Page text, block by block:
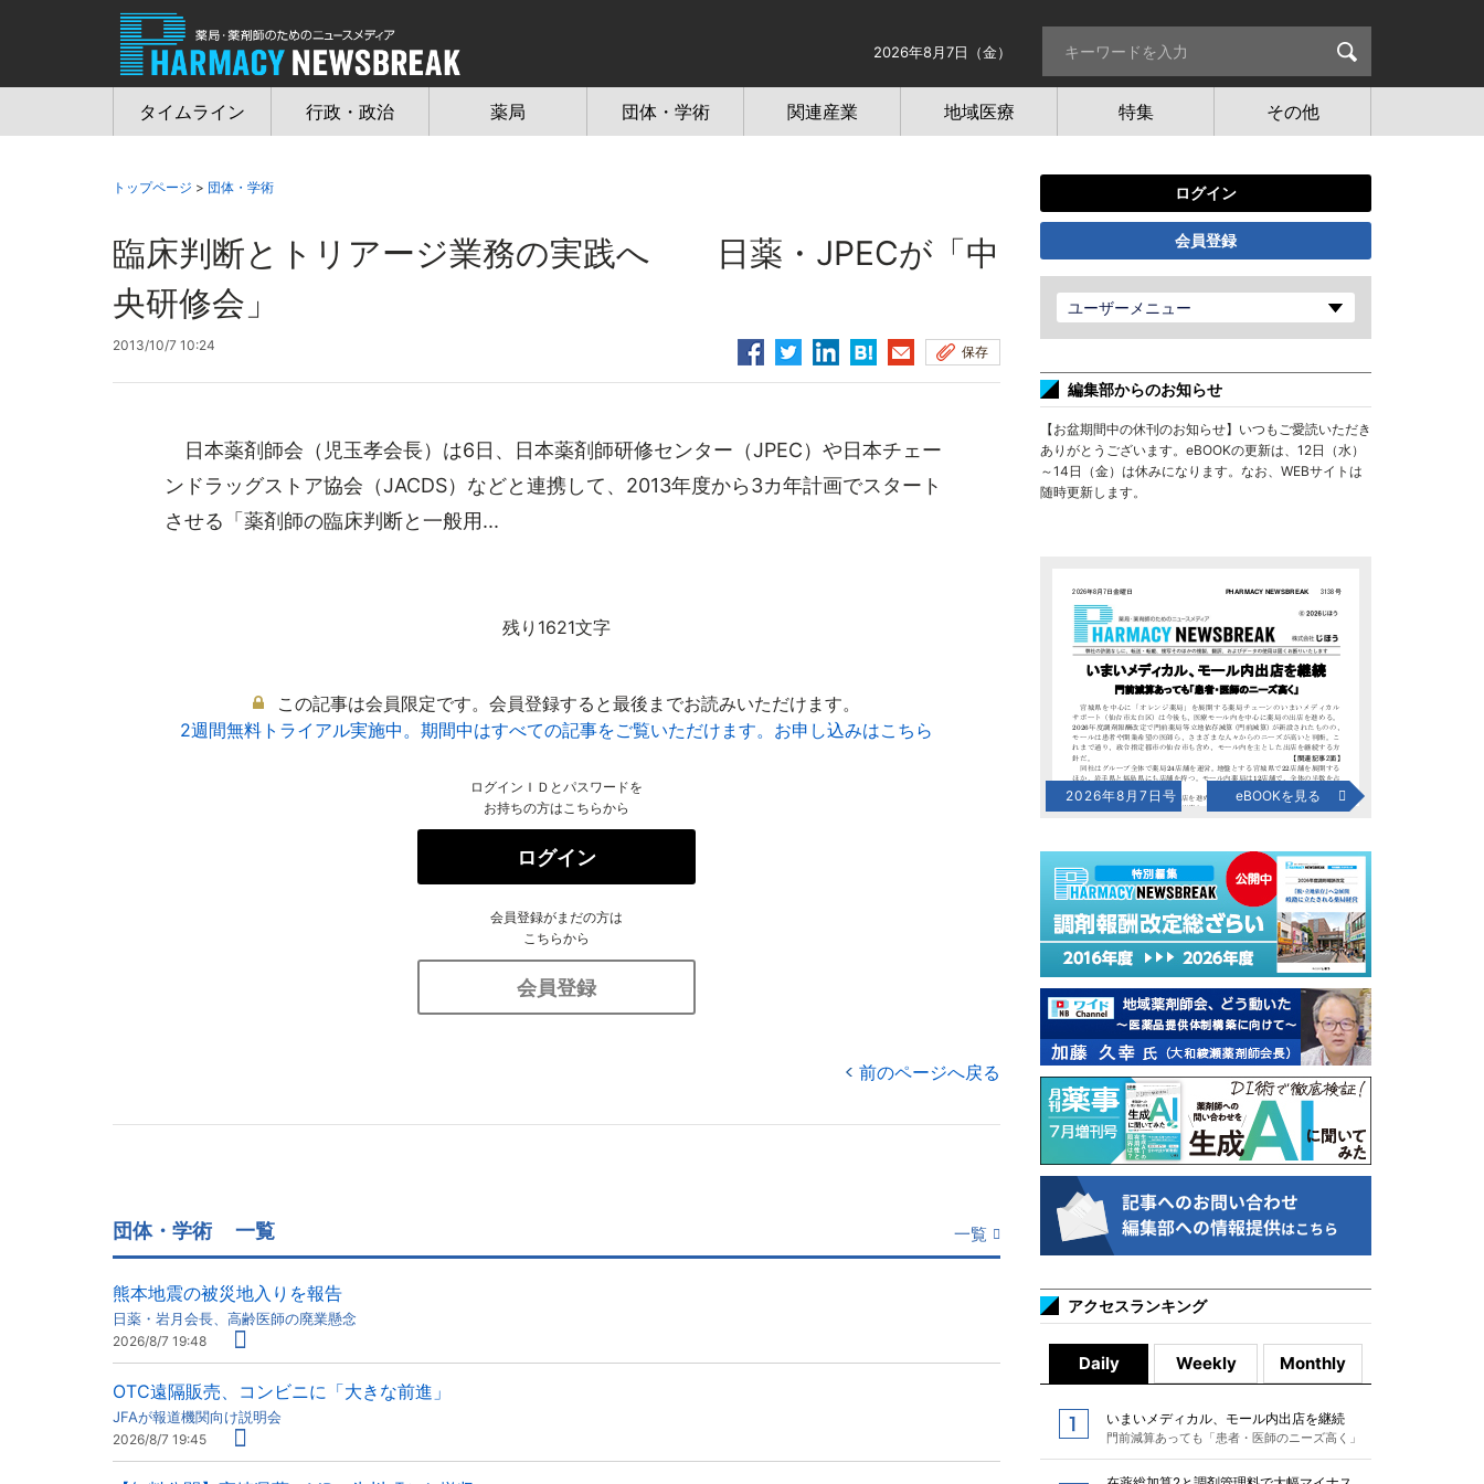
2026年8月7日（金）
タイムライン 行政・政治 薬局 団体・学術 関連産業 地域医療 特集 その他
トップページ > 団体・学術
臨床判断とトリアージ業務の実践へ 日薬・JPECが「中
央研修会」
2013/10/7 10:24 保存
日本薬剤師会（児玉孝会長）は6日、日本薬剤師研修センター（JPEC）や日本チェー
ンドラッグストア協会（JACDS）などと連携して、2013年度から3カ年計画でスタート
させる「薬剤師の臨床判断と一般用...
残り1621文字
この記事は会員限定です。会員登録すると最後までお読みいただけます。
2週間無料トライアル実施中。期間中はすべての記事をご覧いただけます。お申し込みはこちら
ログインＩＤとパスワードを
お持ちの方はこちらから
ログイン
会員登録がまだの方は
こちらから
会員登録
前のページへ戻る
団体・学術 一覧 一覧
熊本地震の被災地入りを報告
日薬・岩月会長、高齢医師の廃業懸念
2026/8/7 19:48
OTC遠隔販売、コンビニに「大きな前進」
JFAが報道機関向け説明会
2026/8/7 19:45
ログイン
会員登録
ユーザーメニュー
編集部からのお知らせ
【お盆期間中の休刊のお知らせ】いつもご愛読いただき
ありがとうございます。eBOOKの更新は、12日（水）
～14日（金）は休みになります。なお、WEBサイトは
随時更新します。
2026年8月7日号 eBOOKを見る
アクセスランキング
Daily Weekly Monthly
いまいメディカル、モール内出店を継続
門前減算あっても「患者・医師のニーズ高く」